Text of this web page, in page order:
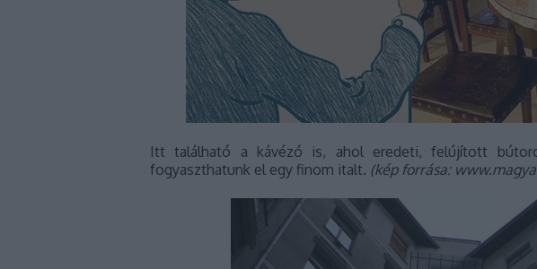
Itt található a kávézó is, ahol eredeti, felújított
fogyaszthatunk el egy finom italt. (kép forrása: